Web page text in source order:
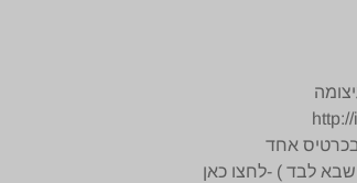
לבד ) -לחצו כאן